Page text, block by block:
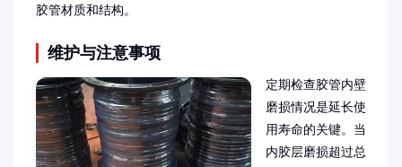
胶管材质和结构。
维护与注意事项
定期检查胶管内壁
磨损情况是延长使
用寿命的关键。当
内胶层磨损超过总